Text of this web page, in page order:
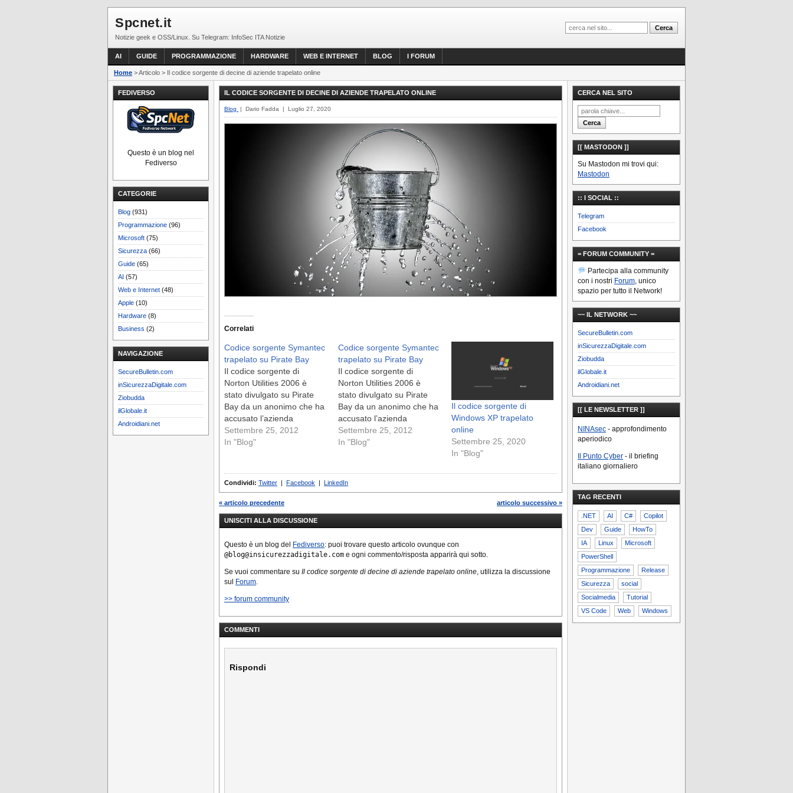
Spcnet.it
Notizie geek e OSS/Linux. Su Telegram: InfoSec ITA Notizie
AI GUIDE PROGRAMMAZIONE HARDWARE WEB E INTERNET BLOG I FORUM
Home > Articolo > Il codice sorgente di decine di aziende trapelato online
FEDIVERSO
Questo è un blog nel
Fediverso
CATEGORIE
Blog (931)
Programmazione (96)
Microsoft (75)
Sicurezza (66)
Guide (65)
AI (57)
Web e Internet (48)
Apple (10)
Hardware (8)
Business (2)
NAVIGAZIONE
SecureBulletin.com
inSicurezzaDigitale.com
Ziobudda
ilGlobale.it
Androidiani.net
IL CODICE SORGENTE DI DECINE DI AZIENDE TRAPELATO ONLINE
Blog | Dario Fadda | Luglio 27, 2020
Correlati
Codice sorgente Symantec
trapelato su Pirate Bay
Il codice sorgente di
Norton Utilities 2006 è
stato divulgato su Pirate
Bay da un anonimo che ha
accusato l’azienda
Settembre 25, 2012
In "Blog"
Codice sorgente Symantec
trapelato su Pirate Bay
Il codice sorgente di
Norton Utilities 2006 è
stato divulgato su Pirate
Bay da un anonimo che ha
accusato l’azienda
Settembre 25, 2012
In "Blog"
Il codice sorgente di
Windows XP trapelato
online
Settembre 25, 2020
In "Blog"
Condividi: Twitter | Facebook | LinkedIn
« articolo precedente articolo successivo »
UNISCITI ALLA DISCUSSIONE
Questo è un blog del Fediverso: puoi trovare questo articolo ovunque con
@blog@insicurezzadigitale.com e ogni commento/risposta apparirà qui sotto.
Se vuoi commentare su Il codice sorgente di decine di aziende trapelato online, utilizza la discussione
sul
Forum.
>> forum community
COMMENTI
Rispondi
CERCA NEL SITO
[[ MASTODON ]]
Su Mastodon mi trovi qui:
Mastodon
:: I SOCIAL ::
Telegram
Facebook
= FORUM COMMUNITY =
Partecipa alla community
con i nostri Forum, unico
spazio per tutto il Network!
~~ IL NETWORK ~~
SecureBulletin.com
inSicurezzaDigitale.com
Ziobudda
ilGlobale.it
Androidiani.net
[[ LE NEWSLETTER ]]
NINAsec - approfondimento
aperiodico
Il Punto Cyber - il briefing
italiano giornaliero
TAG RECENTI
.NET AI C#
Copilot
Dev
Guide
HowTo
IA
Linux
Microsoft
PowerShell
Programmazione
Release
Sicurezza
social
Socialmedia
Tutorial
VS Code
Web Windows